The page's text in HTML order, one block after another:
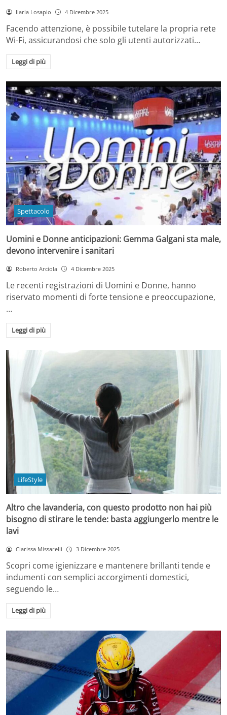
Ilaria Losapio 4 Dicembre 2025
Facendo attenzione, è possibile tutelare la propria rete
Wi-Fi, assicurandosi che solo gli utenti autorizzati…
Leggi di più
Spettacolo
Uomini e Donne anticipazioni: Gemma Galgani sta male,
devono intervenire i sanitari
Roberto Arciola 4 Dicembre 2025
Le recenti registrazioni di Uomini e Donne, hanno
riservato momenti di forte tensione e preoccupazione,
…
Leggi di più
LifeStyle
Altro che lavanderia, con questo prodotto non hai più
bisogno di stirare le tende: basta aggiungerlo mentre le
lavi
Clarissa Missarelli 3 Dicembre 2025
Scopri come igienizzare e mantenere brillanti tende e
indumenti con semplici accorgimenti domestici,
seguendo le…
Leggi di più